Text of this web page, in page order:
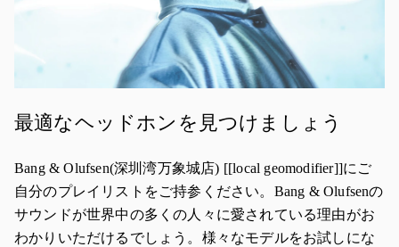
最適なヘッドホンを見つけましょう
Bang & Olufsen(深圳湾万象城店) [[local geomodifier]]にご
自分のプレイリストをご持参ください。Bang & Olufsenの
サウンドが世界中の多くの人々に愛されている理由がお
わかりいただけるでしょう。様々なモデルをお試しにな